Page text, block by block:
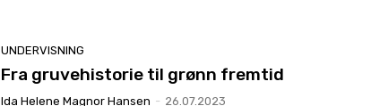
UNDERVISNING
Fra gruvehistorie til grønn fremtid
Ida Helene Magnor Hansen - 26.07.2023